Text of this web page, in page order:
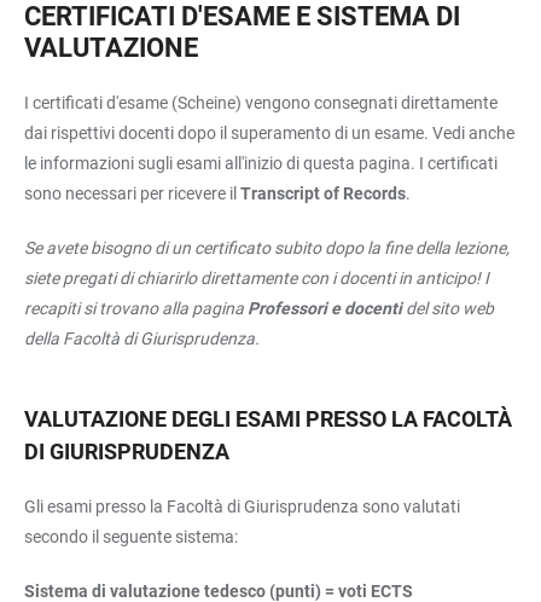
CERTIFICATI D'ESAME E SISTEMA DI
VALUTAZIONE
I certificati d'esame (Scheine) vengono consegnati direttamente
dai rispettivi docenti dopo il superamento di un esame. Vedi anche
le informazioni sugli esami all'inizio di questa pagina. I certificati
sono necessari per ricevere il Transcript of Records.
Se avete bisogno di un certificato subito dopo la fine della lezione,
siete pregati di chiarirlo direttamente con i docenti in anticipo! I
recapiti si trovano alla pagina Professori e docentidel sito web
della Facoltà di Giurisprudenza.
VALUTAZIONE DEGLI ESAMI PRESSO LA FACOLTÀ
DI GIURISPRUDENZA
Gli esami presso la Facoltà di Giurisprudenza sono valutati
secondo il seguente sistema:
Sistema di valutazione tedesco (punti) = voti ECTS